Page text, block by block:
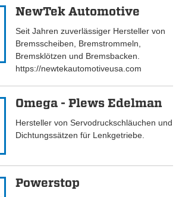
NewTek Automotive
Seit Jahren zuverlässiger Hersteller von
Bremsscheiben, Bremstrommeln,
Bremsklötzen und Bremsbacken.
https://newtekautomotiveusa.com
Omega - Plews Edelman
Hersteller von Servodruckschläuchen und
Dichtungssätzen für Lenkgetriebe.
Powerstop